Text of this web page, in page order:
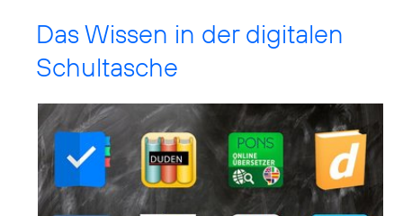
Das Wissen in der digitalen
Schultasche